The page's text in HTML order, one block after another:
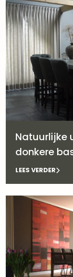
Natuurlijke
donkere
LEES VERDER